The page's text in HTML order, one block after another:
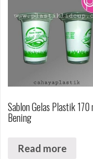
Sablon Gelas Plastik 170
Bening
Read more